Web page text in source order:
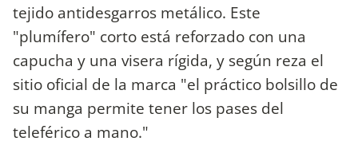
tejido antidesgarros metálico. Este
"plumífero" corto está reforzado con una
capucha y una visera rígida, y según reza el
sitio oficial de la marca "el práctico bolsillo de
su manga permite tener los pases del
teleférico a mano."